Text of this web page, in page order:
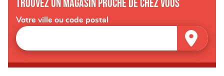
Trouvez un magasin proche de chez vous
Votre ville ou code postal